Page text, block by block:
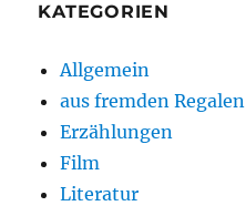
KATEGORIEN
Allgemein
aus fremden Regalen
Erzählungen
Film
Literatur